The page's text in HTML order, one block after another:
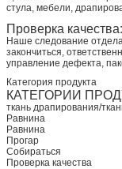
стула, мебели,
Проверка качества:
Наше следование
закончиться,
управление дефекта,
Категория продукта
КАТЕГОРИИ
ткань драпирования/
Равнина
Равнина
Прогар
Собираться
Проверка качества